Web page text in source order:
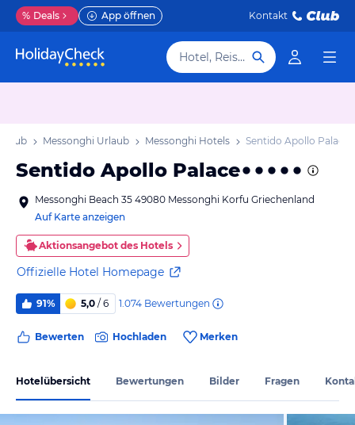
% Deals App öffnen Kontakt
Hotel, Reiseziel
Messonghi Urlaub Messonghi Hotels Sentido Apollo Palace
Sentido Apollo Palace
Messonghi Beach 35 49080 Messonghi Korfu Griechenland
Auf Karte anzeigen
Aktionsangebot des Hotels
Offizielle Hotel Homepage
91% 5,0 / 6 1.074 Bewertungen
Bewerten Hochladen Merken
Hotelübersicht Bewertungen Bilder Fragen